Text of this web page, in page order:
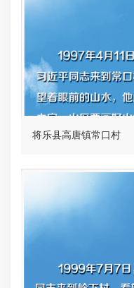
将乐县高唐镇常口村